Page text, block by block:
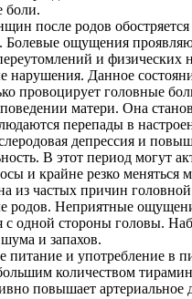
боли.
после родов обостряется
Болевые ощущения
и физических
нарушения. Данное
провоцирует головные
матери. Она
перепады в
депрессия и
В этот период могут
и крайне резко меняться
из частых причин
родов. Неприятные
с одной стороны головы.
шума и запахов.
питание и употребление в
количеством
повышает артериальное